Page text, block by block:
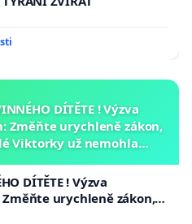
DÍTĚTE ! Výzva
Změňte urychleně zákon,
Viktorky už nemohla
DÍTĚTE ! Výzva
urychleně zákon,
už nemohla opakovat!